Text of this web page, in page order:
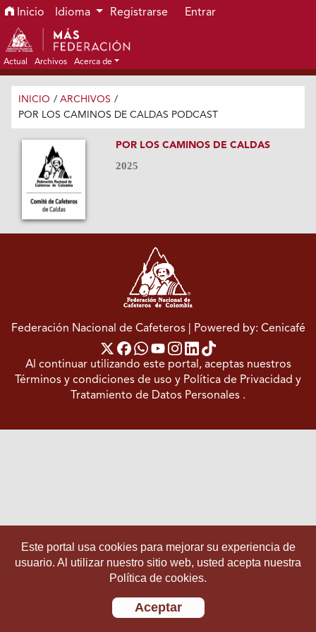
Ir al menú de navegación principal
Ir al contenido principal
Ir al pie de página del sitio
Inicio Idioma Registrarse Entrar
Actual Archivos Acerca de
INICIO / ARCHIVOS /
POR LOS CAMINOS DE CALDAS PODCAST
POR LOS CAMINOS DE CALDAS
2025
Este portal usa cookies para mejorar su experiencia de
usuario. Al utilizar nuestro sitio web, usted acepta nuestra
Política de cookies.
Aceptar
Federación Nacional de Cafeteros | Powered by: Cenicafé
Al continuar utilizando este portal, aceptas nuestros
Términos y condiciones de uso y Política de Privacidad y
Tratamiento de Datos Personales .